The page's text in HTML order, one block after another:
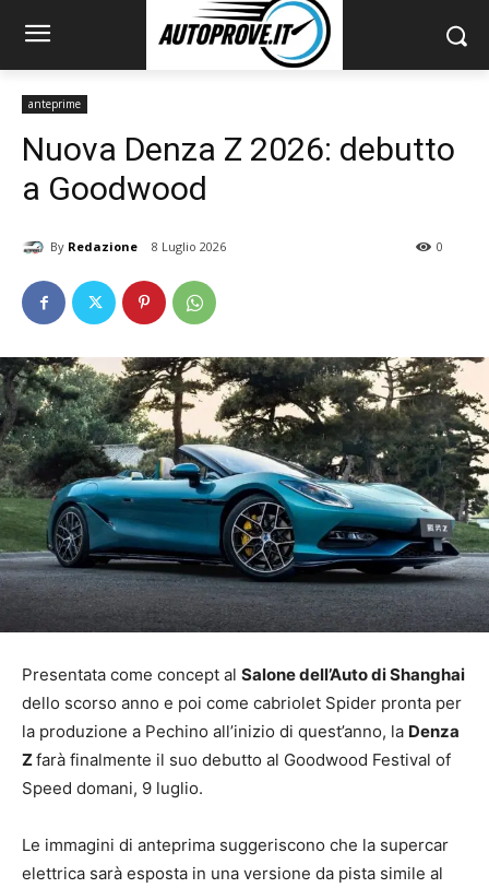
anteprime
Nuova Denza Z 2026: debutto
a Goodwood
By Redazione 8 Luglio 2026 0
Presentata come concept al Salone dell’Auto di Shanghai
dello scorso anno e poi come cabriolet Spider pronta per
la produzione a Pechino all’inizio di quest’anno, la Denza
Zfarà finalmente il suo debutto al Goodwood Festival of
Speed domani, 9 luglio.
Le immagini di anteprima suggeriscono che la supercar
elettrica sarà esposta in una versione da pista simile al